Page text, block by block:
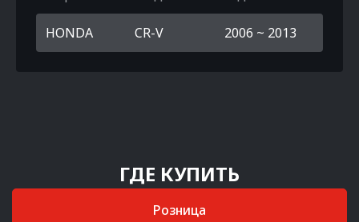
HONDA CR-V 2006 ~ 2013
ГДЕ КУПИТЬ
Розница